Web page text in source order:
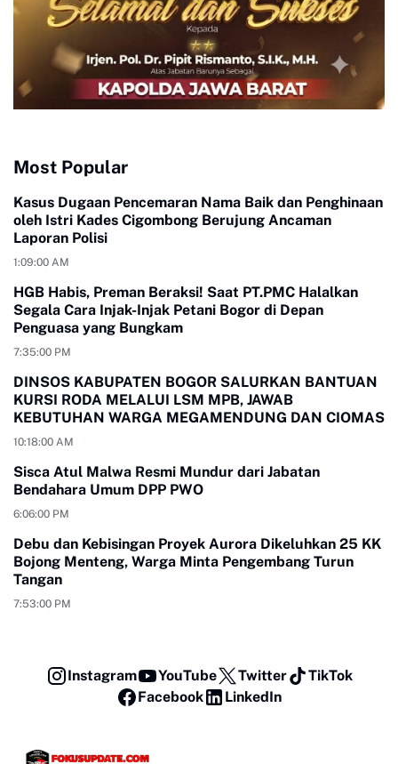
Most Popular
Kasus Dugaan Pencemaran Nama Baik dan Penghinaan
oleh Istri Kades Cigombong Berujung Ancaman
Laporan Polisi
1:09:00 AM
HGB Habis, Preman Beraksi! Saat PT.PMC Halalkan
Segala Cara Injak-Injak Petani Bogor di Depan
Penguasa yang Bungkam
7:35:00 PM
DINSOS KABUPATEN BOGOR SALURKAN BANTUAN
KURSI RODA MELALUI LSM MPB, JAWAB
KEBUTUHAN WARGA MEGAMENDUNG DAN CIOMAS
10:18:00 AM
Sisca Atul Malwa Resmi Mundur dari Jabatan
Bendahara Umum DPP PWO
6:06:00 PM
Debu dan Kebisingan Proyek Aurora Dikeluhkan 25 KK
Bojong Menteng, Warga Minta Pengembang Turun
Tangan
7:53:00 PM
Instagram YouTube Twitter
TikTok
Facebook
LinkedIn